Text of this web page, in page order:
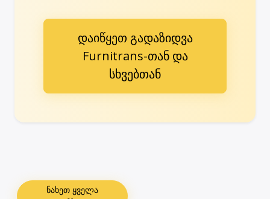
დაიწყეთ გადაზიდვა
Furnitrans-თან და
სხვებთან
ნახეთ ყველა